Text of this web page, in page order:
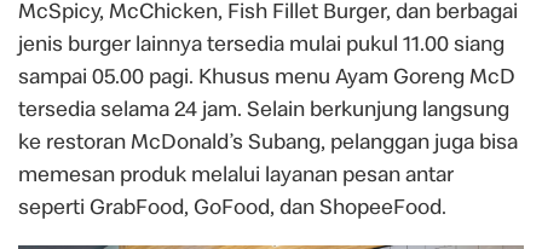
McSpicy, McChicken, Fish Fillet Burger, dan berbagai
jenis burger lainnya tersedia mulai pukul 11.00 siang
sampai 05.00 pagi. Khusus menu Ayam Goreng McD
tersedia selama 24 jam. Selain berkunjung langsung
ke restoran McDonald’s Subang, pelanggan juga bisa
memesan produk melalui layanan pesan antar
seperti GrabFood, GoFood, dan ShopeeFood.